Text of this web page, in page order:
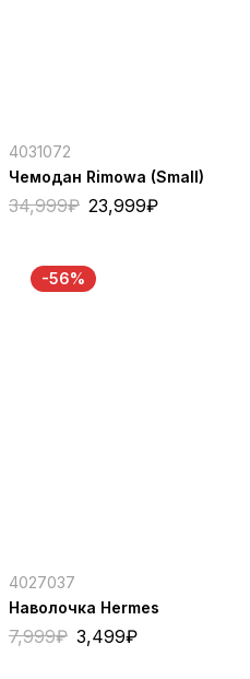
4031072
Чемодан Rimowa (Small)
34,999₽ 23,999₽
-56%
4027037
Наволочка Hermes
7,999₽ 3,499₽